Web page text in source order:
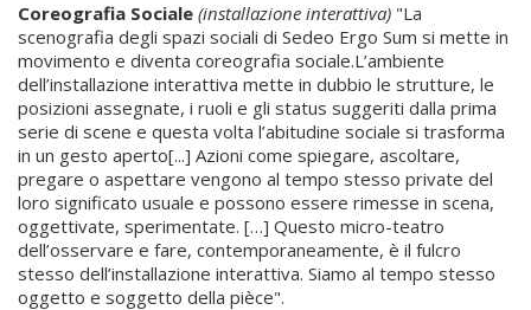
Coreografia Sociale (installazione interattiva) "La
scenografia degli spazi sociali di Sedeo Ergo Sum si mette in
movimento e diventa coreografia sociale.L’ambiente
dell’installazione interattiva mette in dubbio le strutture, le
posizioni assegnate, i ruoli e gli status suggeriti dalla prima
serie di scene e questa volta l’abitudine sociale si trasforma
in un gesto aperto[...] Azioni come spiegare, ascoltare,
pregare o aspettare vengono al tempo stesso private del
loro significato usuale e possono essere rimesse in scena,
oggettivate, sperimentate. […] Questo micro-teatro
dell’osservare e fare, contemporaneamente, è il fulcro
stesso dell’installazione interattiva. Siamo al tempo stesso
oggetto e soggetto della pièce".